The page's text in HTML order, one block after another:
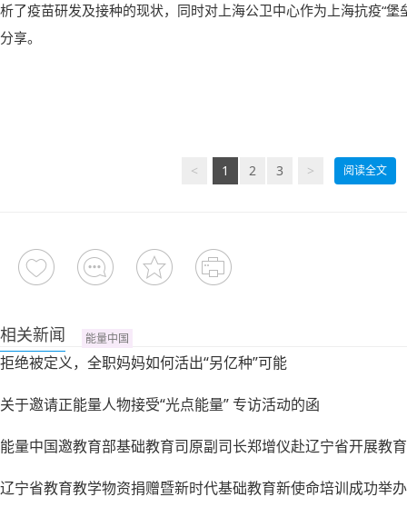
析了疫苗研发及接种的现状，同时对上海公卫中心作为上海抗疫“堡
分享。
< 1 2 3 > 阅读全文
相关新闻 能量中国
拒绝被定义，全职妈妈如何活出“另亿种”可能
关于邀请正能量人物接受“光点能量” 专访活动的函
能量中国邀教育部基础教育司原副司长郑增仪赴辽宁省开展教
辽宁省教育教学物资捐赠暨新时代基础教育新使命培训成功举办